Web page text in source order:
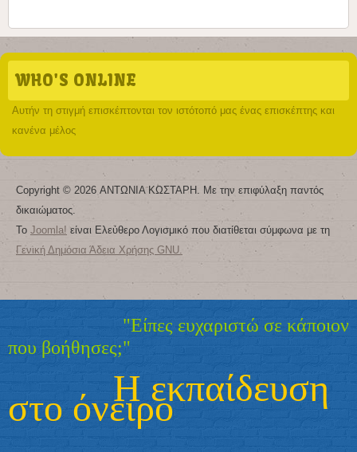
WHO'S ONLINE
Αυτήν τη στιγμή επισκέπτονται τον ιστότοπό μας ένας επισκέπτης και
κανένα μέλος
Copyright © 2026 ΑΝΤΩΝΙΑ ΚΩΣΤΑΡΗ. Με την επιφύλαξη παντός
δικαιώματος.
Το Joomla! είναι Ελεύθερο Λογισμικό που διατίθεται σύμφωνα με τη
Γενική Δημόσια Άδεια Χρήσης GNU.
"Είπες ευχαριστώ σε κάποιον
που βοήθησες;"
Η εκπαίδευση
στο όνειρο